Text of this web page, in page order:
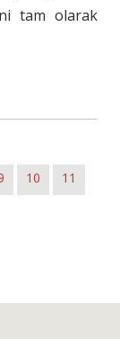
tam olarak
10
11